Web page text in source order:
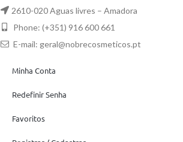
2610-020 Aguas livres – Amadora
Phone: (+351) 916 600 661
E-mail: geral@nobrecosmeticos.pt
Minha Conta
Redefinir Senha
Favoritos